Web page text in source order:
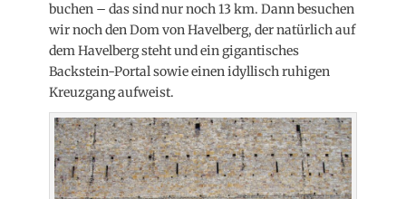
buchen – das sind nur noch 13 km. Dann besuchen
wir noch den Dom von Havelberg, der natürlich auf
dem Havelberg steht und ein gigantisches
Backstein-Portal sowie einen idyllisch ruhigen
Kreuzgang aufweist.